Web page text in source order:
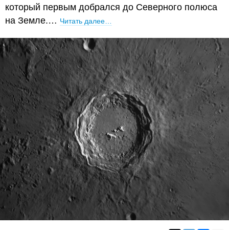
который первым добрался до Северного полюса
на Земле.… Читать далее…